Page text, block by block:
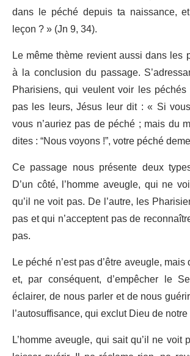
dans le péché depuis ta naissance,
leçon ? » (Jn 9, 34).
Le même thème revient aussi dans les
à la conclusion du passage.
Pharisiens, qui veulent voir les
pas les leurs, Jésus leur dit : « Si
vous n’auriez pas de péché ; mais du
dites : “Nous voyons !”, votre péché
Ce passage nous présente deux
D’un côté, l’homme aveugle, qui ne
qu’il ne voit pas. De l’autre, les
pas et qui n’acceptent pas de
pas.
Le péché n’est pas d’être aveugle,
et, par conséquent, d’empêcher le
éclairer, de nous parler et de nous
l’autosuffisance, qui exclut Dieu de
L’homme aveugle, qui sait qu’il ne voit